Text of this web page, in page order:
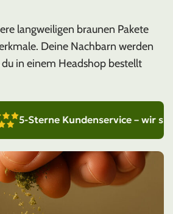
langweiligen braunen Pakete
Deine Nachbarn werden
in einem Headshop bestellt
Kundenservice – wir sind für